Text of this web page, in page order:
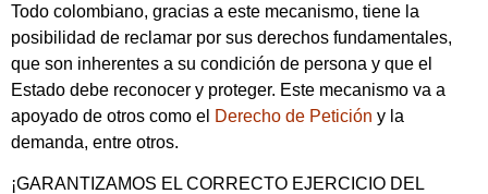
Todo colombiano, gracias a este mecanismo, tiene la
posibilidad de reclamar por sus derechos fundamentales,
que son inherentes a su condición de persona y que el
Estado debe reconocer y proteger. Este mecanismo va a
apoyado de otros como el Derecho de Petición y la
demanda, entre otros.
¡GARANTIZAMOS EL CORRECTO EJERCICIO DEL